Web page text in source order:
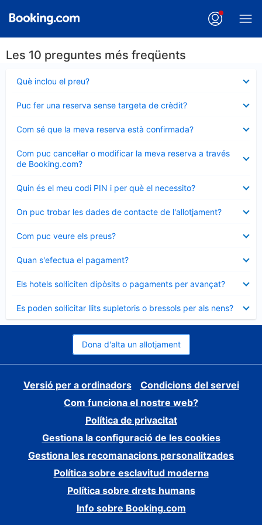
Les 10 preguntes més freqüents
Què inclou el preu?
tancat
Puc fer una reserva sense targeta de crèdit?
tancat
Com sé que la meva reserva està confirmada?
tancat
Com puc cancel·lar o modificar la meva reserva a través
de Booking.com?
tancat
Quin és el meu codi PIN i per què el necessito?
tancat
On puc trobar les dades de contacte de l'allotjament?
tancat
Com puc veure els preus?
tancat
Quan s'efectua el pagament?
tancat
Els hotels sol·liciten dipòsits o pagaments per avançat?
tancat
Es poden sol·licitar llits supletoris o bressols per als nens?
tancat
Dona d'alta un allotjament
Versió per a ordinadors
Condicions del servei
Com funciona el nostre web?
Política de privacitat
Gestiona la configuració de les cookies
Gestiona les recomanacions personalitzades
Política sobre esclavitud moderna
Política sobre drets humans
Info sobre Booking.com